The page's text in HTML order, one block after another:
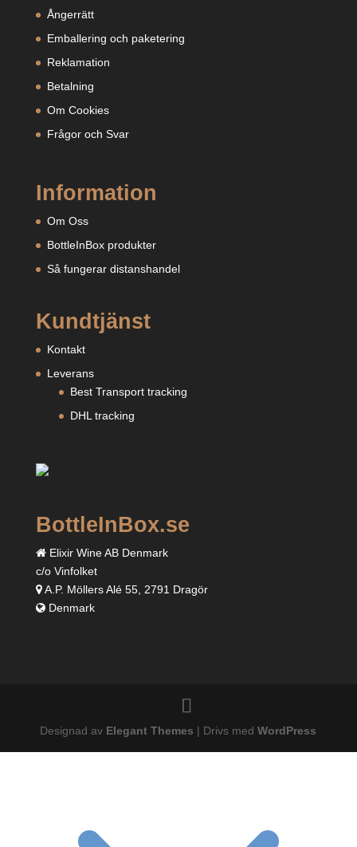
Ångerrätt
Emballering och paketering
Reklamation
Betalning
Om Cookies
Frågor och Svar
Information
Om Oss
BottleInBox produkter
Så fungerar distanshandel
Kundtjänst
Kontakt
Leverans
Best Transport tracking
DHL tracking
BottleInBox.se
Elixir Wine AB Denmark
c/o Vinfolket
A.P. Möllers Alé 55, 2791 Dragör
Denmark
Designad av Elegant Themes | Drivs medWordPress